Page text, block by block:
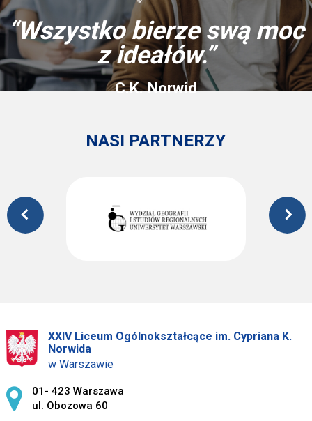
“Wszystko bierze swą moc
z ideałów.”
C.K. Norwid
NASI PARTNERZY
XXIV Liceum Ogólnokształcące im. Cypriana K.
Norwida
w Warszawie
Adres pocztowy:
01- 423 Warszawa
ul. Obozowa 60